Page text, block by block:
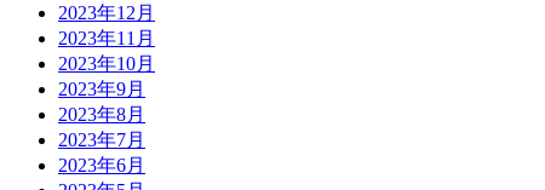
2023年12月
2023年11月
2023年10月
2023年9月
2023年8月
2023年7月
2023年6月